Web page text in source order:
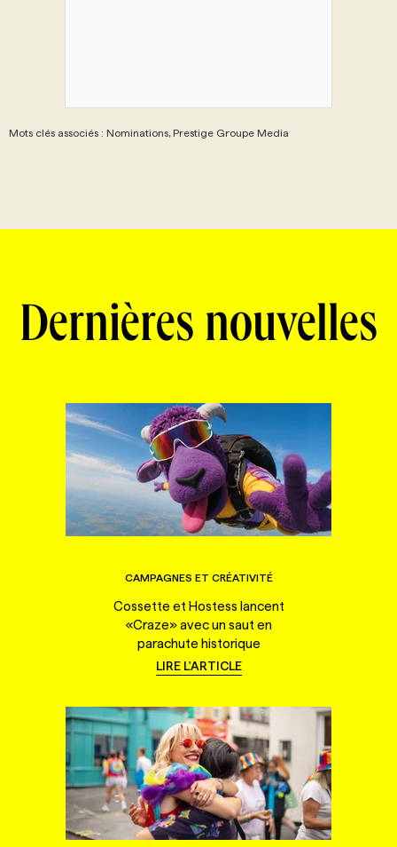
Mots clés associés : Nominations, Prestige Groupe Media
Dernières nouvelles
CAMPAGNES ET CRÉATIVITÉ
Cossette et Hostess lancent
«Craze» avec un saut en
parachute historique
LIRE L'ARTICLE